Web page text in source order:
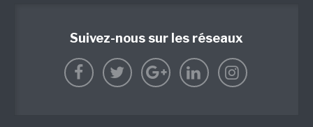
Suivez-nous sur les réseaux